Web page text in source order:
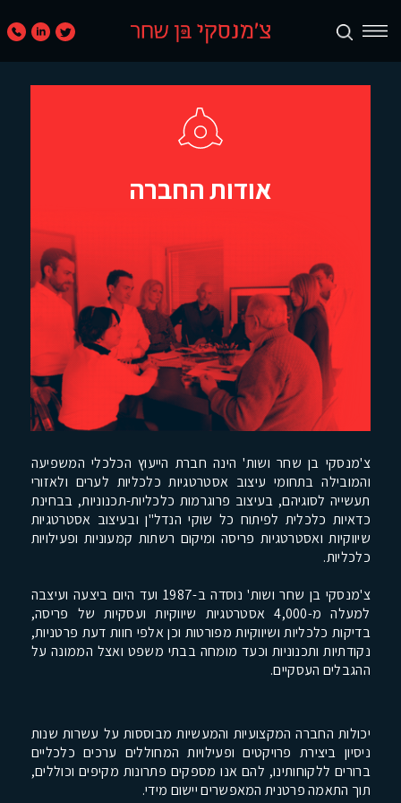
תכנון
קמעונאות
ומסחר
חוות
סקרי
שוק
החברה
צרו
קשר
אודות החברה
צ'מנסקי בן שחר ושות' הינה חברת הייעוץ הכלכלי המשפיעה
והמובילה בתחומי עיצוב אסטרטגיות כלכליות לערים ולאזורי
תעשייה לסוגיהם, בעיצוב פרוגרמות כלכליות-תכנוניות, בבחינת
כדאיות כלכלית לפיתוח כל שוקי הנדל"ן ובעיצוב אסטרטגיות
שיווקיות ואסטרטגיות פריסה ומיקום רשתות קמעוניות ופעילויות
כלכליות.
צ'מנסקי בן שחר ושות' נוסדה ב-1987 ועד היום ביצעה ועיצבה
למעלה מ-4,000 אסטרטגיות שיווקיות ועסקיות של פריסה,
בדיקות כלכליות ושיווקיות מפורטות וכן אלפי חוות דעת פרטניות,
נקודתיות ותכנוניות וכעד מומחה בבתי משפט ואצל הממונה על
ההגבלים העסקיים.
יכולות החברה המקצועיות והמעשיות מבוססות על עשרות שנות
ניסיון ביצירת פרויקטים ופעילויות המחוללים ערכים כלכליים
ברורים ללקוחותינו, להם אנו מספקים פתרונות מקיפים וכוללים,
תוך התאמה פרטנית המאפשרים יישום מידי.